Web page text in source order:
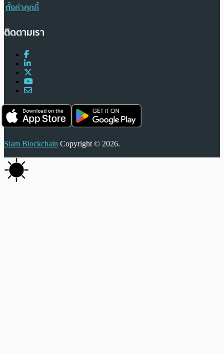
ตั้งค่าคุกกี้
ติดตามเรา
Siam Blockchain Copyright © 2026.